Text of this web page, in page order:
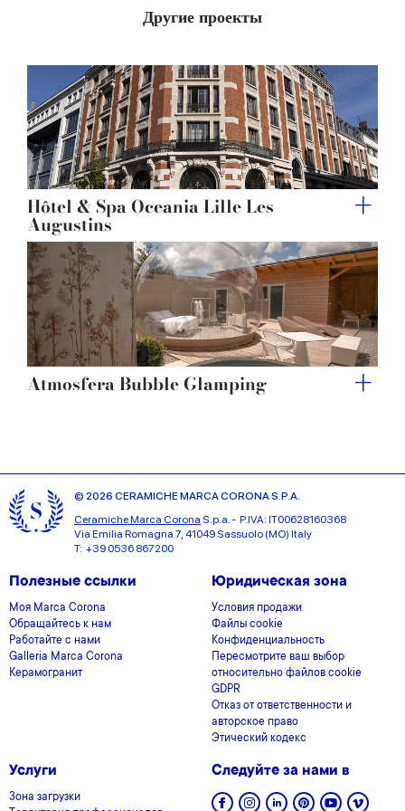
provided to them or that they’ve collected from your use
Другие проекты
Hôtel & Spa Oceania Lille Les
Augustins
Atmosfera Bubble Glamping
© 2026 CERAMICHE MARCA CORONA S.P.A.
Ceramiche Marca Corona S.p.a. - P.IVA: IT00628160368
Via Emilia Romagna 7, 41049 Sassuolo (MO) Italy
T: +39 0536 867200
Полезные ссылки
Моя Marca Corona
Обращайтесь к нам
Работайте с нами
Galleria Marca Corona
Керамогранит
Юридическая зона
Условия продажи
Файлы cookie
Конфиденциальность
Пересмотрите ваш выбор
относительно файлов cookie
GDPR
Отказ от ответственности и
авторское право
Этический кодекс
Услуги
Зона загрузки
Следуйте за нами в